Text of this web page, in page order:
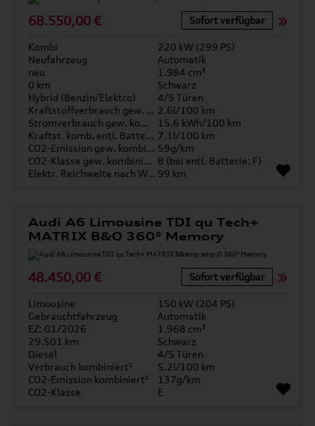
68.550,00 € Sofort verfügbar
Kombi
220 kW (299 PS)
Neufahrzeug
Automatik
neu
1.984 cm³
0 km
Schwarz
Hybrid (Benzin/Elektro)
4/5 Türen
Kraftstoffverbrauch gew. kombiniert 2.6l/100 km
Stromverbrauch gew. kombiniert
15.6 kWh/100 km
Kraftst. komb. entl. Batterie 7.1l/100 km
CO2-Emission gew. kombiniert 59g/km
CO2-Klasse gew. kombiniert B (bei entl. Batterie: F)
Elektr. Reichweite nach WLTP* 99 km
Audi A6 Limousine TDI qu Tech+
MATRIX B&O 360° Memory
48.450,00 € Sofort verfügbar
Limousine
150 kW (204 PS)
Gebrauchtfahrzeug
Automatik
EZ: 01/2026
1.968 cm³
29.501 km
Schwarz
Diesel
4/5 Türen
Verbrauch kombiniert¹
5.2l/100 km
CO2-Emission kombiniert¹
137g/km
CO2-Klasse
E